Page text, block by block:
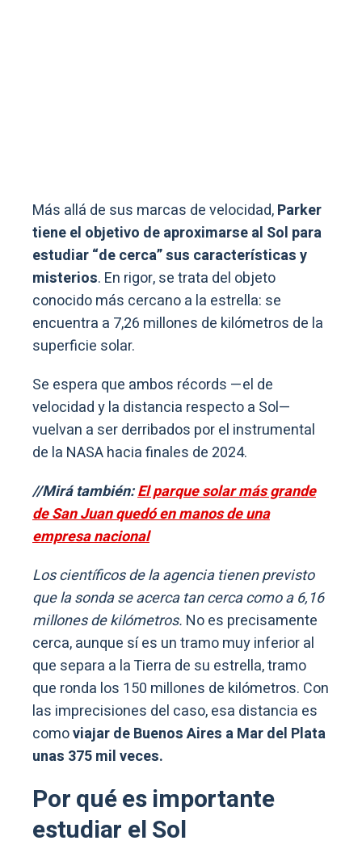
Más allá de sus marcas de velocidad,Parker
tiene el objetivo de aproximarse al Sol para
estudiar “de cerca” sus características y
misterios. En rigor, se trata del objeto
conocido más cercano a la estrella: se
encuentra a 7,26 millones de kilómetros de la
superficie solar.
Se espera que ambos récords —el de
velocidad y la distancia respecto a Sol—
vuelvan a ser derribados por el instrumental
de la NASA hacia finales de 2024.
//Mirá también:El parque solar más grande
de San Juan quedó en manos de una
empresa nacional
Los científicos de la agencia tienen previsto
que la sonda se acerca tan cerca como a 6,16
millones de kilómetros. No es precisamente
cerca, aunque sí es un tramo muy inferior al
que separa a la Tierra de su estrella, tramo
que ronda los 150 millones de kilómetros. Con
las imprecisiones del caso, esa distancia es
comoviajar de Buenos Aires a Mar del Plata
unas 375 mil veces.
Por qué es importante
estudiar el Sol